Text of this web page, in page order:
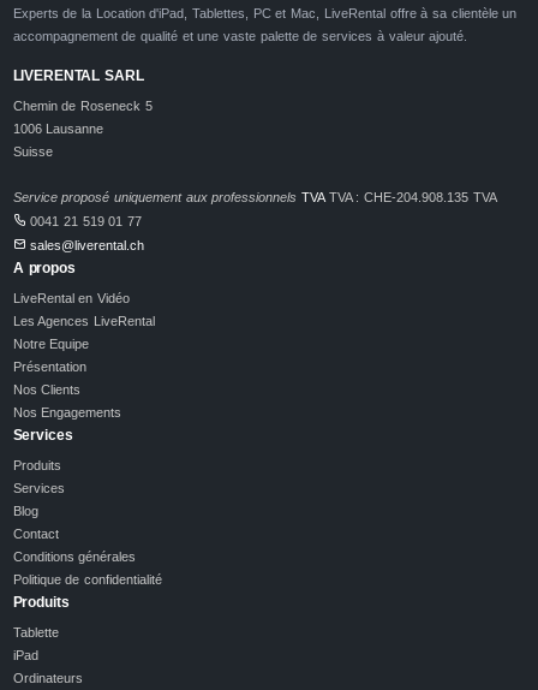
Experts de la Location d'iPad, Tablettes, PC et Mac, LiveRental offre à sa clientèle un
accompagnement de qualité et une vaste palette de services à valeur ajouté.
LIVERENTAL SARL
Chemin de Roseneck 5
1006 Lausanne
Suisse
Service proposé uniquement aux professionnels TVATVA : CHE-204.908.135 TVA
0041 21 519 01 77
sales@liverental.ch
A propos
LiveRental en Vidéo
Les Agences LiveRental
Notre Equipe
Présentation
Nos Clients
Nos Engagements
Services
Produits
Services
Blog
Contact
Conditions générales
Politique de confidentialité
Produits
Tablette
iPad
Ordinateurs